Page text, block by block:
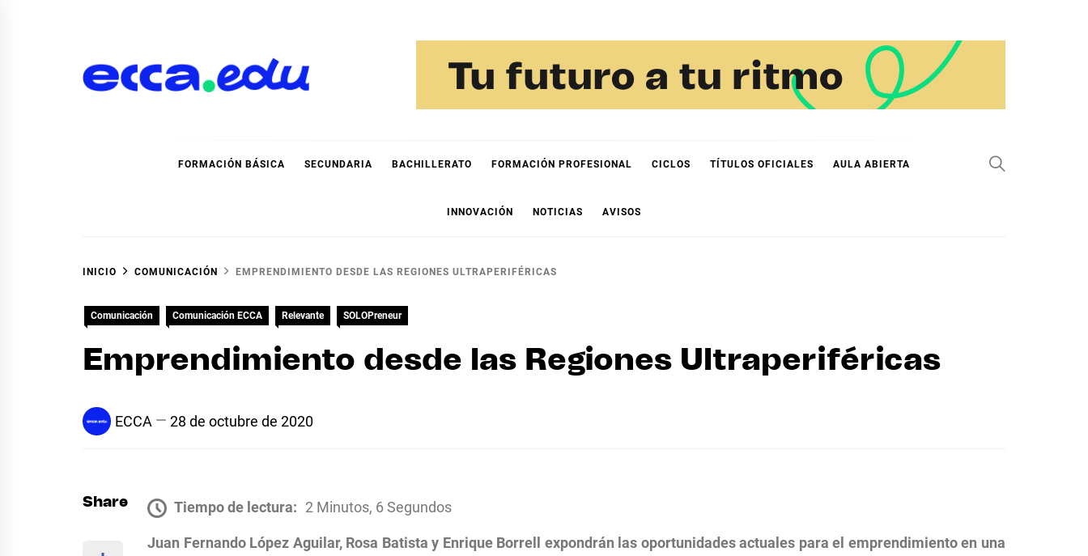
FORMACIÓN BÁSICA SECUNDARIA BACHILLERATO FORMACIÓN PROFESIONAL CICLOS TÍTULOS OFICIALES AULA ABIERTA
INNOVACIÓN NOTICIAS AVISOS
INICIO COMUNICACIÓN EMPRENDIMIENTO DESDE LAS REGIONES ULTRAPERIFÉRICAS
Comunicación Comunicación ECCA Relevante SOLOPreneur
Emprendimiento desde las Regiones Ultraperiféricas
ECCA 28 de octubre de 2020
Share Tiempo de lectura: 2 Minutos, 6 Segundos
Juan Fernando López Aguilar, Rosa Batista y Enrique Borrell expondrán las oportunidades actuales para el emprendimiento en una